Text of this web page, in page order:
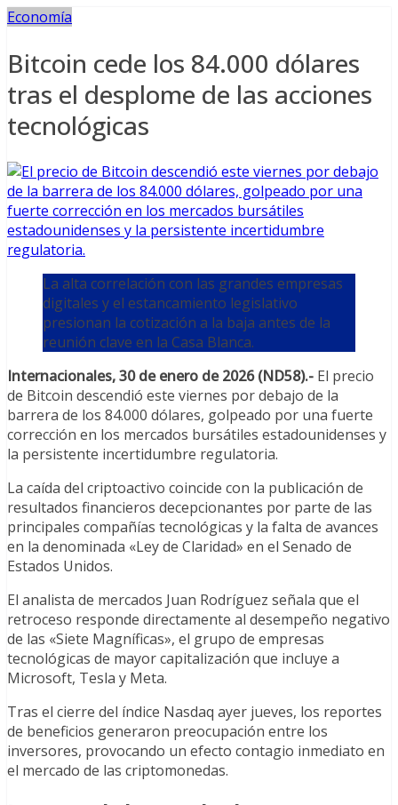
Economía
Bitcoin cede los 84.000 dólares
tras el desplome de las acciones
tecnológicas
La alta correlación con las grandes empresas
digitales y el estancamiento legislativo
presionan la cotización a la baja antes de la
reunión clave en la Casa Blanca.
Internacionales, 30 de enero de 2026 (ND58).- El precio
de Bitcoin descendió este viernes por debajo de la
barrera de los 84.000 dólares, golpeado por una fuerte
corrección en los mercados bursátiles estadounidenses y
la persistente incertidumbre regulatoria.
La caída del criptoactivo coincide con la publicación de
resultados financieros decepcionantes por parte de las
principales compañías tecnológicas y la falta de avances
en la denominada «Ley de Claridad» en el Senado de
Estados Unidos.
El analista de mercados Juan Rodríguez señala que el
retroceso responde directamente al desempeño negativo
de las «Siete Magníficas», el grupo de empresas
tecnológicas de mayor capitalización que incluye a
Microsoft, Tesla y Meta.
Tras el cierre del índice Nasdaq ayer jueves, los reportes
de beneficios generaron preocupación entre los
inversores, provocando un efecto contagio inmediato en
el mercado de las criptomonedas.